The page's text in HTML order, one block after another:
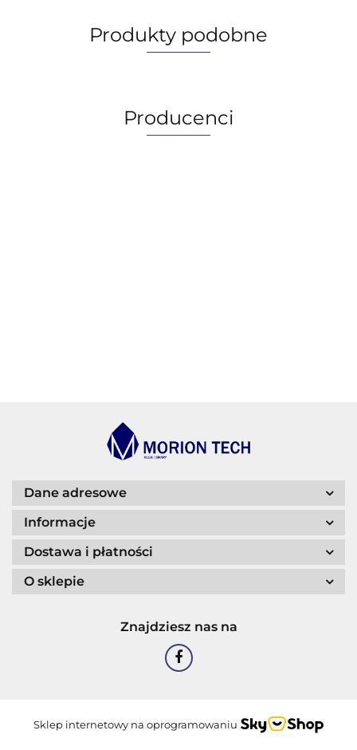
Produkty podobne
Producenci
Dane adresowe
Informacje
Dostawa i płatności
O sklepie
Znajdziesz nas na
Sklep internetowy na oprogramowaniu